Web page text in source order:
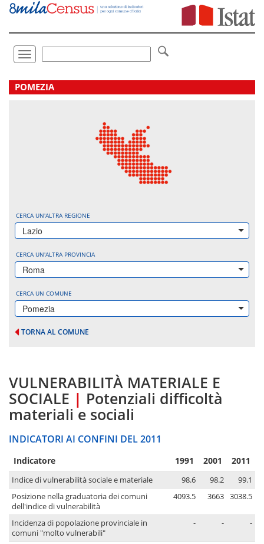
Vai
direttamente
Toggle
navigation
.
POMEZIA
CERCA UN'ALTRA REGIONE
Lazio
CERCA UN'ALTRA PROVINCIA
Roma
CERCA UN COMUNE
Pomezia
TORNA AL COMUNE
VULNERABILITÀ MATERIALE E
SOCIALE | Potenziali difficoltà
materiali e sociali
INDICATORI AI CONFINI DEL 2011
Indicatore 1991 2001 2011
Indice di vulnerabilità sociale e materiale 98.6 98.2
99.1
Posizione nella graduatoria dei comuni
dell'indice di vulnerabilità
4093.5 3663 3038.5
Incidenza di popolazione provinciale in
comuni "molto vulnerabili"
- - -